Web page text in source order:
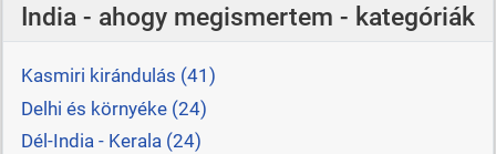
India - ahogy megismertem - kategóriák
Kasmiri kirándulás (41)
Delhi és környéke (24)
Dél-India - Kerala (24)